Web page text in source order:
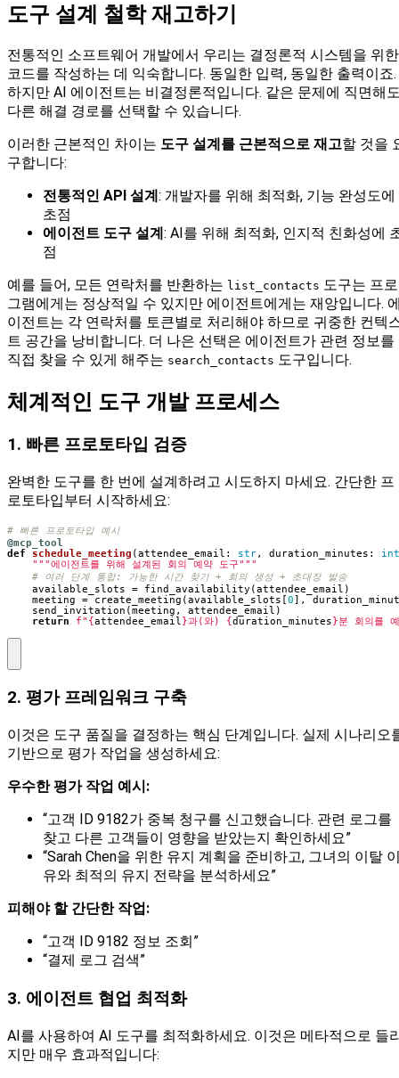
도구 설계 철학 재고하기
전통적인 소프트웨어 개발에서 우리는 결정론적 시스템을 위한
코드를 작성하는 데 익숙합니다. 동일한 입력, 동일한 출력이죠.
하지만 AI 에이전트는 비결정론적입니다. 같은 문제에 직면해
다른 해결 경로를 선택할 수 있습니다.
이러한 근본적인 차이는 도구 설계를 근본적으로 재고할 것을
구합니다:
전통적인 API 설계: 개발자를 위해 최적화, 기능 완성도에
초점
에이전트 도구 설계: AI를 위해 최적화, 인지적 친화성에
점
예를 들어, 모든 연락처를 반환하는 list_contacts 도구는 프로
그램에게는 정상적일 수 있지만 에이전트에게는 재앙입니다.
이전트는 각 연락처를 토큰별로 처리해야 하므로 귀중한 컨텍
트 공간을 낭비합니다. 더 나은 선택은 에이전트가 관련 정보를
직접 찾을 수 있게 해주는 search_contacts 도구입니다.
체계적인 도구 개발 프로세스
1. 빠른 프로토타입 검증
완벽한 도구를 한 번에 설계하려고 시도하지 마세요. 간단한 프
로토타입부터 시작하세요:
# 빠른 프로토타입 예시
@mcp_tool
def
schedule_meeting (attendee_email : str, duration_minutes :
int
"""에이전트를 위해 설계된 회의 예약 도구"""
# 여러 단계 통합: 가능한 시간 찾기 + 회의 생성 + 초대장 발송
available_slots
= find_availability (attendee_email )
meeting
= create_meeting (available_slots [0],
send_invitation (meeting , attendee_email )
return
f" {attendee_email }과(와) {duration_minutes}분 회의를
2. 평가 프레임워크 구축
이것은 도구 품질을 결정하는 핵심 단계입니다. 실제 시나리오
기반으로 평가 작업을 생성하세요:
우수한 평가 작업 예시:
“고객 ID 9182가 중복 청구를 신고했습니다. 관련 로그를
찾고 다른 고객들이 영향을 받았는지 확인하세요”
“Sarah Chen을 위한 유지 계획을 준비하고, 그녀의 이탈
유와 최적의 유지 전략을 분석하세요”
피해야 할 간단한 작업:
“고객 ID 9182 정보 조회”
“결제 로그 검색”
3. 에이전트 협업 최적화
AI를 사용하여 AI 도구를 최적화하세요. 이것은 메타적으로 들
지만 매우 효과적입니다: